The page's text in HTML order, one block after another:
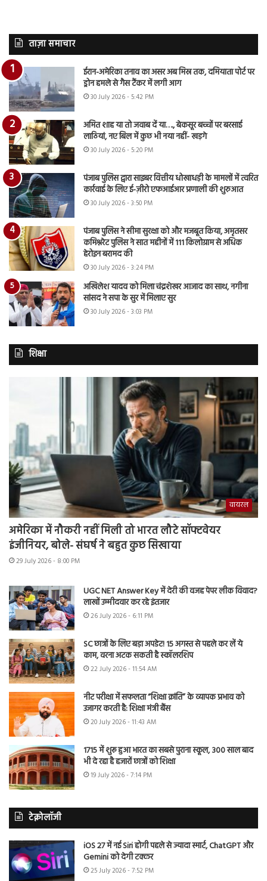
ताज़ा समाचार
ईरान-अमेरिका तनाव का असर अब मिस्र तक, दमियाता पोर्ट पर
ड्रोन हमले से गैस टैंकर में लगी आग
30 July 2026 - 5:42 PM
अमित शाह या तो जवाब दें या…., बेकसूर बच्चों पर बरसाई
लाठियां, नए बिल में कुछ भी नया नहीं- खड़गे
30 July 2026 - 5:20 PM
पंजाब पुलिस द्वारा साइबर वित्तीय धोखाधड़ी के मामलों में त्वरित
कार्रवाई के लिए ई-ज़ीरो एफआईआर प्रणाली की शुरुआत
30 July 2026 - 3:50 PM
पंजाब पुलिस ने सीमा सुरक्षा को और मजबूत किया, अमृतसर
कमिश्नरेट पुलिस ने सात महीनों में 111 किलोग्राम से अधिक
हेरोइन बरामद की
30 July 2026 - 3:24 PM
अखिलेश यादव को मिला चंद्रशेखर आजाद का साथ, नगीना
सांसद ने सपा के सुर में मिलाए सुर
30 July 2026 - 3:03 PM
शिक्षा
वायरल
अमेरिका में नौकरी नहीं मिली तो भारत लौटे सॉफ्टवेयर
इंजीनियर, बोले- संघर्ष ने बहुत कुछ सिखाया
29 July 2026 - 8:00 PM
UGC NET Answer Key में देरी की वजह पेपर लीक विवाद?
लाखों उम्मीदवार कर रहे इंतजार
26 July 2026 - 6:11 PM
SC छात्रों के लिए बड़ा अपडेट! 15 अगस्त से पहले कर लें ये
काम, वरना अटक सकती है स्कॉलरशिप
22 July 2026 - 11:54 AM
नीट परीक्षा में सफलता “शिक्षा क्रांति” के व्यापक प्रभाव को
उजागर करती है: शिक्षा मंत्री बैंस
20 July 2026 - 11:43 AM
1715 में शुरू हुआ भारत का सबसे पुराना स्कूल, 300 साल बाद
भी दे रहा है हजारों छात्रों को शिक्षा
19 July 2026 - 7:14 PM
टेक्नोलॉजी
iOS 27 में नई Siri होगी पहले से ज्यादा स्मार्ट, ChatGPT और
Gemini को देगी टक्कर
25 July 2026 - 7:52 PM